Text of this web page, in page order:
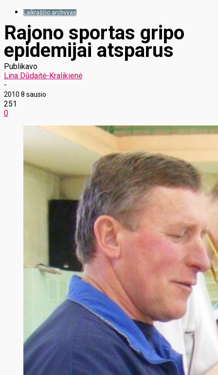
Laikraščio archyvas
Rajono sportas gripo
epidemijai atsparus
Publikavo
Lina Dūdaitė-Kralikienė
-
2010 8 sausio
251
0